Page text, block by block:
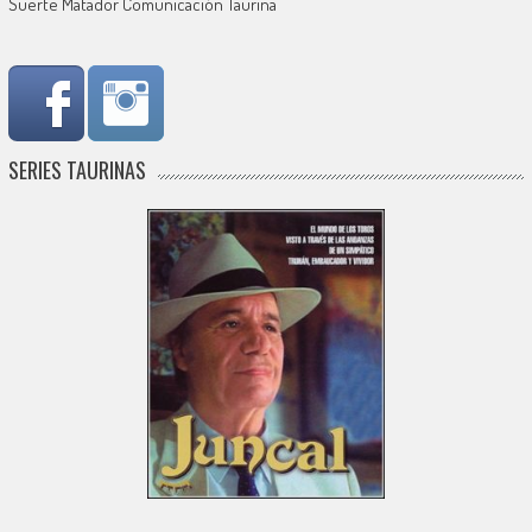
Suerte Matador Comunicación Taurina
SERIES TAURINAS